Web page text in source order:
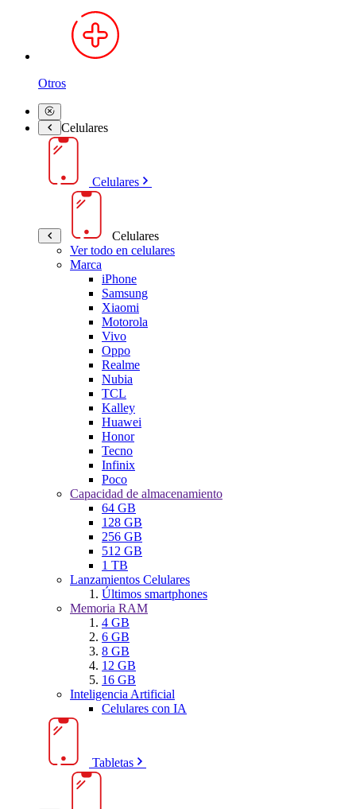
Otros
Celulares
Celulares
Celulares
Ver todo en celulares
Marca
iPhone
Samsung
Xiaomi
Motorola
Vivo
Oppo
Realme
Nubia
TCL
Kalley
Huawei
Honor
Tecno
Infinix
Poco
Capacidad de almacenamiento
64 GB
128 GB
256 GB
512 GB
1 TB
Lanzamientos Celulares
Últimos smartphones
Memoria RAM
4 GB
6 GB
8 GB
12 GB
16 GB
Inteligencia Artificial
Celulares con IA
Tabletas